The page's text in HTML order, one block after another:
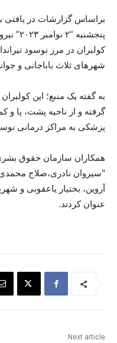
براساس گزارشات در یافتی
شهرهای ثلاث باباجانی و
بە گفتە یک منبع؛ این
گرفتە و از ناحیە پشت، پا
پزشکی بە مراکز درمانی
"سیروان نادری،صلاح
آروین، بختیار یاعقوبی و
عنوان کردند.
Next article